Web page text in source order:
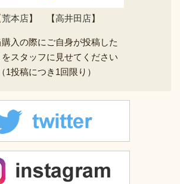
荒本店】 【高井田店】
入の際にご自身が投稿した
をスタッフに見せてください
（1投稿につき1回限り）